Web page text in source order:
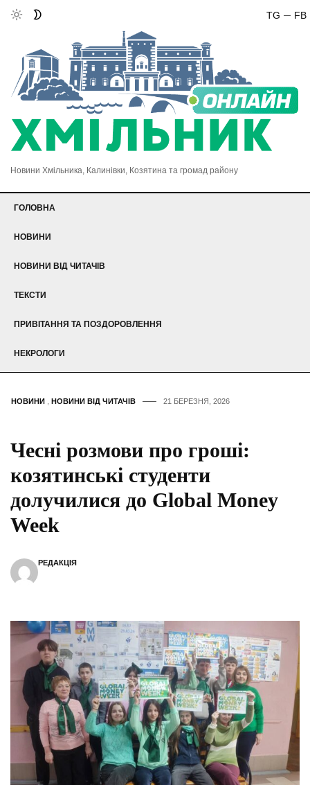
FB
TG
Новини Хмільника, Калинівки, Козятина та громад району
ГОЛОВНА
НОВИНИ
НОВИНИ ВІД ЧИТАЧІВ
ТЕКСТИ
ПРИВІТАННЯ ТА ПОЗДОРОВЛЕННЯ
НЕКРОЛОГИ
НОВИНИ НОВИНИ ВІД ЧИТАЧІВ 21 БЕРЕЗНЯ, 2026
Чесні розмови про гроші:
козятинські студенти
долучилися до Global Money
Week
РЕДАКЦІЯ